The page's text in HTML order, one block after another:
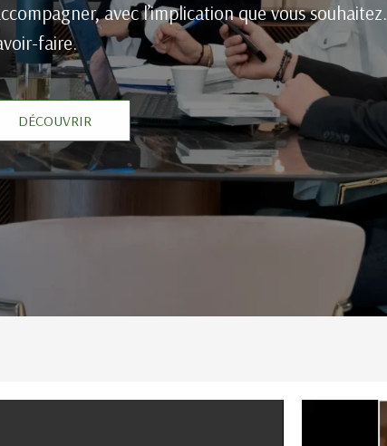
avec l’implication que vous souhaitez.
faire.
DÉCOUVRIR